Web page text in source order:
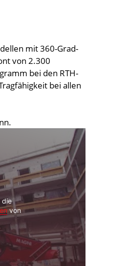
mit 360-Grad-
von 2.300
bei den RTH-
bei allen
die
von